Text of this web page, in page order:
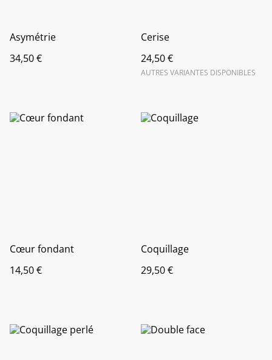
Asymétrie
34,50 €
Cerise
24,50 €
AUTRES VARIANTES DISPONIBLES
Cœur fondant
14,50 €
Coquillage
29,50 €